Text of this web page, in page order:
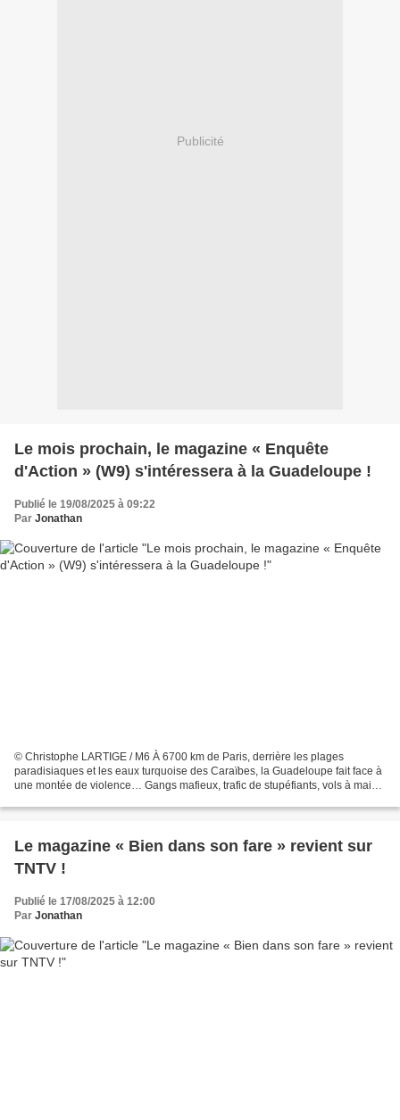
Publicité
Le mois prochain, le magazine « Enquête
d'Action » (W9) s'intéressera à la Guadeloupe !
Publié le 19/08/2025 à 09:22
Par Jonathan
© Christophe LARTIGE / M6 À 6700 km de Paris, derrière les plages
paradisiaques et les eaux turquoise des Caraïbes, la Guadeloupe fait face à
une montée de violence… Gangs mafieux, trafic de stupéfiants, vols à main
Le magazine « Bien dans son fare » revient sur
TNTV !
Publié le 17/08/2025 à 12:00
Par Jonathan